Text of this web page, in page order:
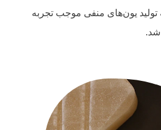
تولید یون‌های منفی موجب تجربه